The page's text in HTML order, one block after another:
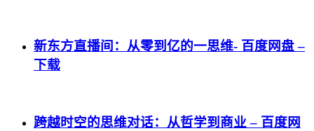
新东方直播间：从零到亿的一思维- 百度网盘 –
下载
跨越时空的思维对话：从哲学到商业 – 百度网